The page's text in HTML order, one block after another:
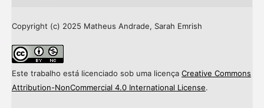
Copyright (c) 2025 Matheus Andrade, Sarah Emrish
Este trabalho está licenciado sob uma licença Creative Commons
Attribution-NonCommercial 4.0 International License.